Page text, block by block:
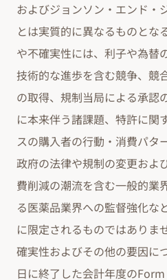
およびジョンソン・エンド・
とは実質的に異なるものとな
や不確実性には、利子や為替
技術的な進歩を含む競争、競
の取得、規制当局による承認
に本来伴う諸課題、特許に関
スの購入者の行動・消費パタ
政府の法律や規制の変更およ
費削減の潮流を含む一般的業
る医薬品業界への監督強化な
に限定されるものではありま
確実性およびその他の要因に
日に終了した会計年度の